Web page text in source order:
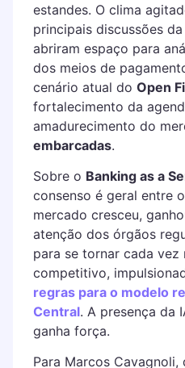
estandes. O clima
principais discussões
abriram espaço para
dos meios de
cenário atual do Open
fortalecimento da
amadurecimento do
embarcadas.
Sobre o Banking as a
consenso é geral entre
mercado cresceu,
atenção dos órgãos
para se tornar cada vez
competitivo,
regras para o modelo
Central. A presença da
ganha força.
Para Marcos